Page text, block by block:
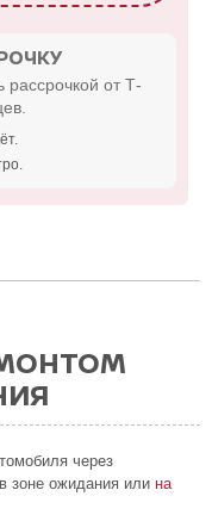
рассрочкой от Т-
через
зоне ожидания или на